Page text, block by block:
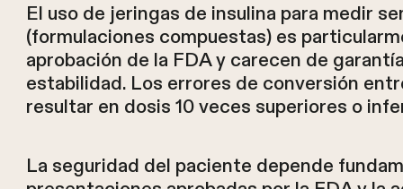
El uso de jeringas de insulina para medir
(formulaciones compuestas) es
aprobación de la FDA y carecen de
estabilidad. Los errores de conversión
resultar en dosis 10 veces superiores o
La seguridad del paciente depende